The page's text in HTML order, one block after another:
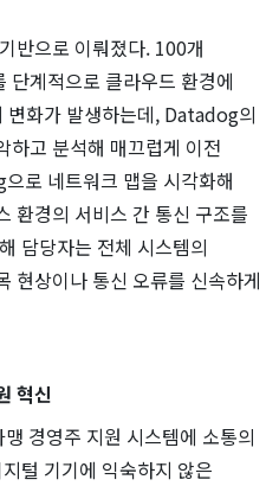
반으로 이뤄졌다. 100개
단계적으로 클라우드 환경에
변화가 발생하는데, Datadog의
하고 분석해 매끄럽게 이전
로 네트워크 맵을 시각화해
환경의 서비스 간 통신 구조를
담당자는 전체 시스템의
현상이나 통신 오류를 신속하게
혁신
경영주 지원 시스템에 소통의
털 기기에 익숙하지 않은